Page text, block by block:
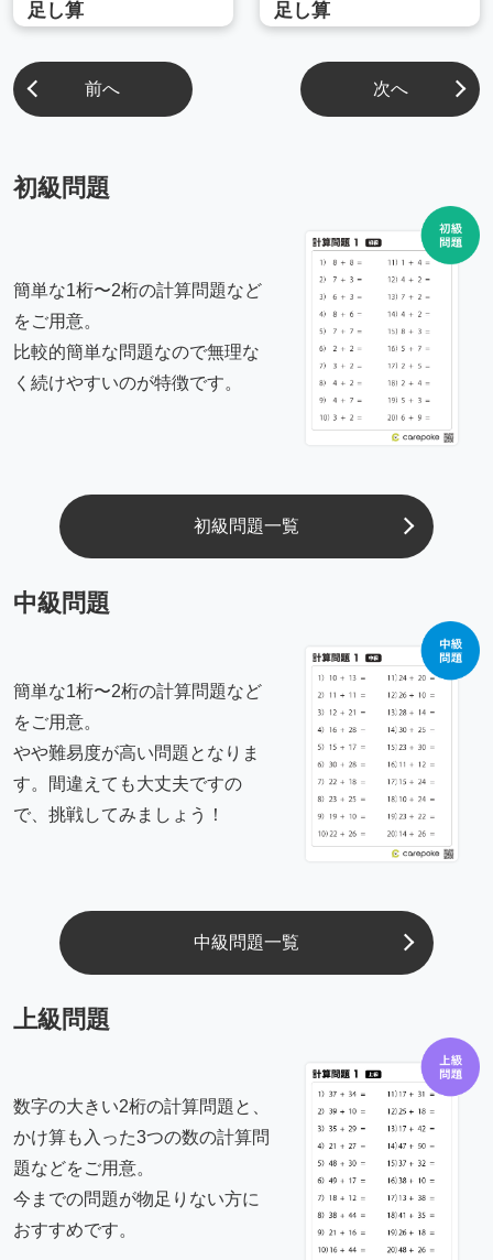
足し算 足し算
前へ 次へ
初級問題
簡単な1桁〜2桁の計算問題など
をご用意。
比較的簡単な問題なので無理な
く続けやすいのが特徴です。
初級問題一覧
中級問題
簡単な1桁〜2桁の計算問題など
をご用意。
やや難易度が高い問題となりま
す。間違えても大丈夫ですの
で、挑戦してみましょう！
中級問題一覧
上級問題
数字の大きい2桁の計算問題と、
かけ算も入った3つの数の計算問
題などをご用意。
今までの問題が物足りない方に
おすすめです。